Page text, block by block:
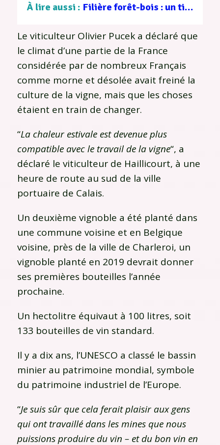
À lire aussi : Filière forêt-bois : un tissu d’entreprises au service d’une gestion durable
Le viticulteur Olivier Pucek a déclaré que
le climat d’une partie de la France
considérée par de nombreux Français
comme morne et désolée avait freiné la
culture de la vigne, mais que les choses
étaient en train de changer.
“La chaleur estivale est devenue plus
compatible avec le travail de la vigne“, a
déclaré le viticulteur de Haillicourt, à une
heure de route au sud de la ville
portuaire de Calais.
Un deuxième vignoble a été planté dans
une commune voisine et en Belgique
voisine, près de la ville de Charleroi, un
vignoble planté en 2019 devrait donner
ses premières bouteilles l’année
prochaine.
Un hectolitre équivaut à 100 litres, soit
133 bouteilles de vin standard.
Il y a dix ans, l’UNESCO a classé le bassin
minier au patrimoine mondial, symbole
du patrimoine industriel de l’Europe.
“Je suis sûr que cela ferait plaisir aux gens
qui ont travaillé dans les mines que nous
puissions produire du vin – et du bon vin en